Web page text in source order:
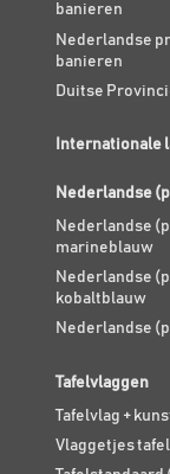
banieren
Nederlandse
banieren
Duitse
Internationale
Nederlandse
Nederlandse
marineblauw
Nederlandse
kobaltblauw
Nederlandse
Tafelvlaggen
Tafelvlag +
Vlaggetjes